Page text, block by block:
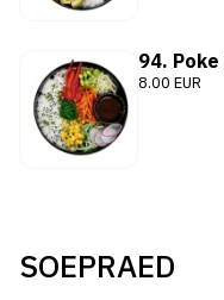
94.
8.00 EUR
SOEPRAED